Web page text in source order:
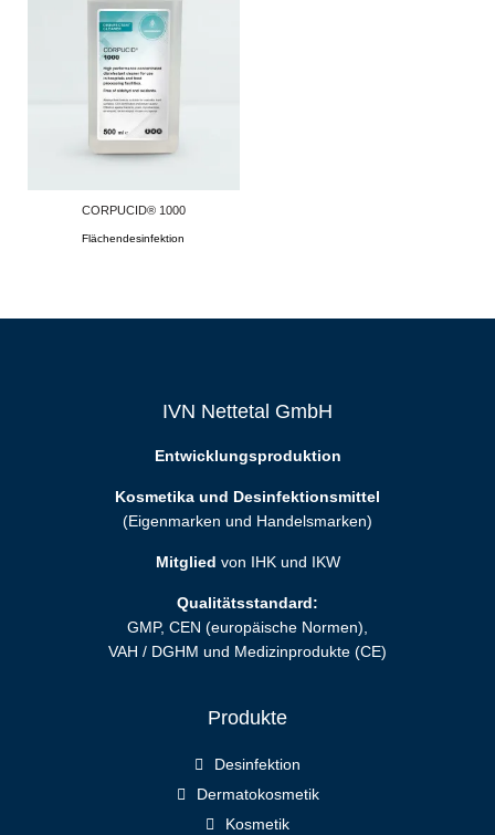
CORPUCID® 1000
Flächendesinfektion
IVN Nettetal GmbH
Entwicklungsproduktion
Kosmetika und Desinfektionsmittel
(Eigenmarken und Handelsmarken)
Mitglied von IHK und IKW
Qualitätsstandard:
GMP, CEN (europäische Normen),
VAH / DGHM und Medizinprodukte (CE)
Produkte
Desinfektion
Dermatokosmetik
Kosmetik